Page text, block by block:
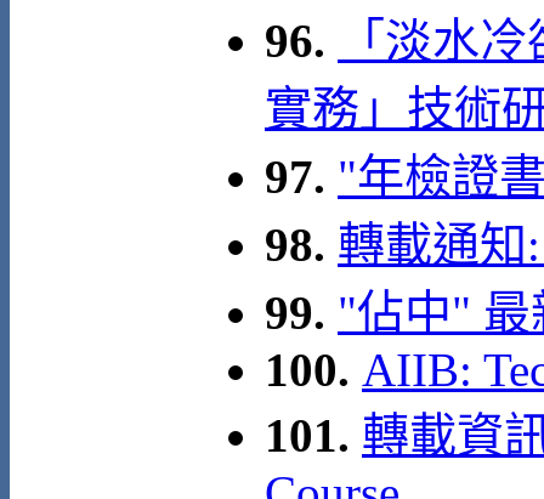
96.
「淡水
實務」技術
97. "年檢證
98. 轉載通知
99. "佔中" 最
100. AIIB:
101. 轉載資